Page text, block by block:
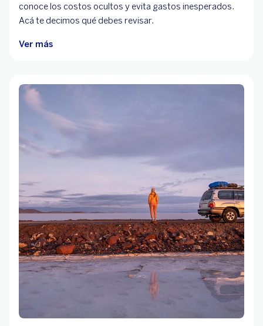
conoce los costos ocultos y evita gastos inesperados.
Acá te decimos qué debes revisar.
Ver más